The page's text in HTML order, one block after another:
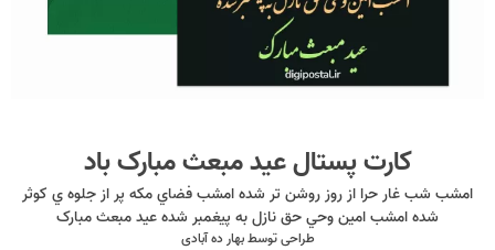
کارت پستال عید مبعث مبارک باد
امشب شب غار حرا از روز روشن تر شده امشب فضاي مکه پر از جلوه ي کوثر
شده امشب امين وحي حق نازل به پيغمبر شده عید مبعث مبارک
طراحی توسطبهار ده آبادی